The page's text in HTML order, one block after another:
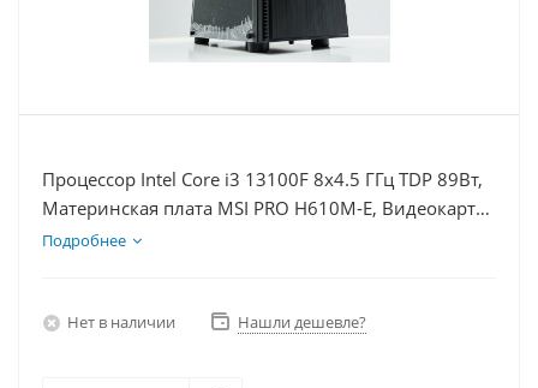
Процессор Intel Core i3 13100F 8x4.5 ГГц TDP 89Вт,
Материнская плата MSI PRO H610M-E, Видеокарта
RTX 3050 6Гб, Память DDR4 64Gb, Диски
Подробнее
Нет в наличии Нашли дешевле?